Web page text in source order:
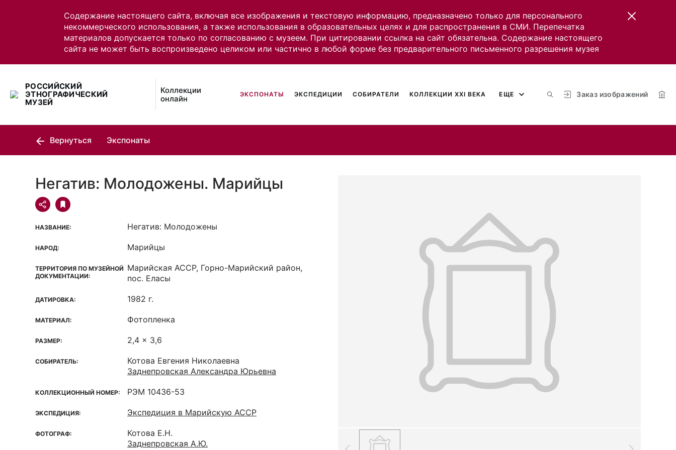
Содержание настоящего сайта, включая все изображения и текстовую информацию, предназначено только для персонального
некоммерческого использования, а также использования в образовательных целях и для распространения в СМИ. Перепечатка
материалов допускается только по согласованию с музеем. При цитировании ссылка на сайт обязательна. Содержание настоящего
сайта не может быть воспроизведено целиком или частично в любой форме без предварительного письменного разрешения музея
РОССИЙСКИЙ
ЭТНОГРАФИЧЕСКИЙ
МУЗЕЙ
Коллекции
онлайн
Заказ изображений
ЭКСПОНАТЫ ЭКСПЕДИЦИИ СОБИРАТЕЛИ КОЛЛЕКЦИИ XXI ВЕКА ЕЩЕ
Вернуться Экспонаты
Негатив: Молодожены. Марийцы
НАЗВАНИЕ: Негатив: Молодожены
НАРОД: Марийцы
ТЕРРИТОРИЯ ПО МУЗЕЙНОЙ
ДОКУМЕНТАЦИИ:
Марийская ACCP, Горно-Марийский район,
пос. Еласы
ДАТИРОВКА: 1982 г.
МАТЕРИАЛ: Фотопленка
РАЗМЕР: 2,4 x 3,6
СОБИРАТЕЛЬ:
Котова Евгения Николаевна
Заднепровская Александра Юрьевна
КОЛЛЕКЦИОННЫЙ НОМЕР: РЭМ 10436-53
ЭКСПЕДИЦИЯ: Экспедиция в Марийскую АССР
ФОТОГРАФ:
Котова Е.Н.
Заднепровская А.Ю.